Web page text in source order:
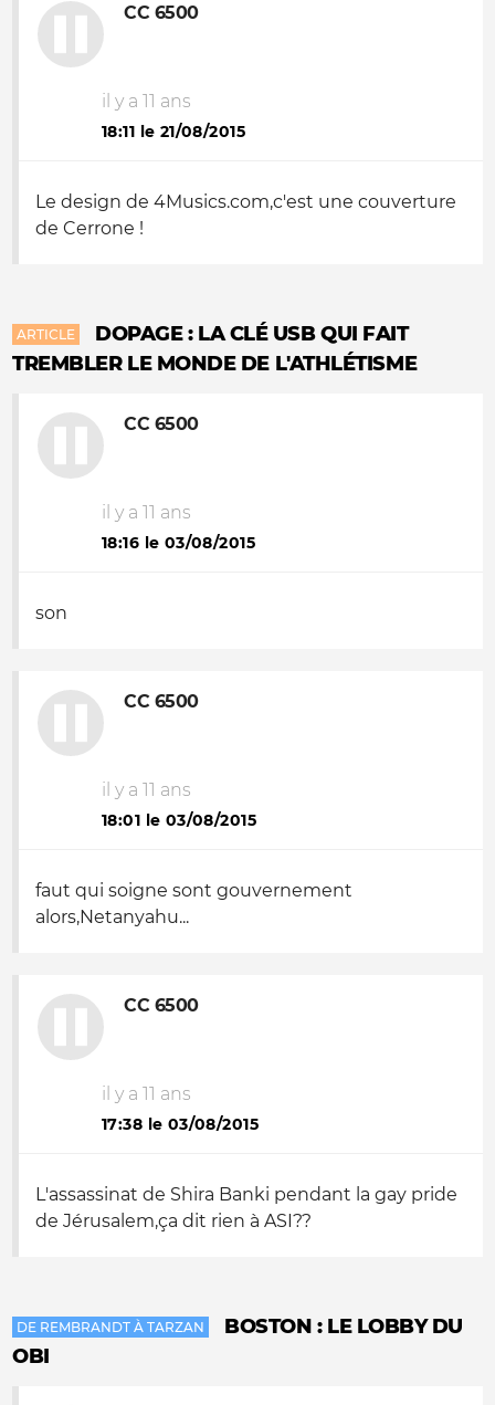
CC 6500
il y a 11 ans
18:11 le 21/08/2015
Le design de 4Musics.com,c'est une couverture
de Cerrone !
ARTICLE
DOPAGE : LA CLÉ USB QUI FAIT
TREMBLER LE MONDE DE L'ATHLÉTISME
CC 6500
il y a 11 ans
18:16 le 03/08/2015
son
CC 6500
il y a 11 ans
18:01 le 03/08/2015
faut qui soigne sont gouvernement
alors,Netanyahu...
CC 6500
il y a 11 ans
17:38 le 03/08/2015
L'assassinat de Shira Banki pendant la gay pride
de Jérusalem,ça dit rien à ASI??
DE REMBRANDT À TARZAN
BOSTON : LE LOBBY DU
OBI